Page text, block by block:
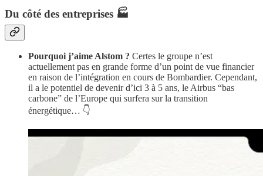
Du côté des entreprises 🏭
Pourquoi j’aime Alstom ? Certes le groupe n’est
actuellement pas en grande forme d’un point de vue financier
en raison de l’intégration en cours de Bombardier. Cependant,
il a le potentiel de devenir d’ici 3 à 5 ans, le Airbus “bas
carbone” de l’Europe qui surfera sur la transition
énergétique… 👇